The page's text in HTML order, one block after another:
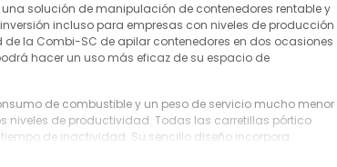
solución de manipulación de contenedores rentable y
incluso para empresas con niveles de producción
la Combi-SC de apilar contenedores en dos ocasiones
hacer un uso más eficaz de su espacio de
de combustible y un peso de servicio mucho menor
niveles de productividad. Todas las carretillas pórtico
de inactividad. Su sencillo diseño incorpora
para lograr una fiabilidad extrema y un mantenimiento